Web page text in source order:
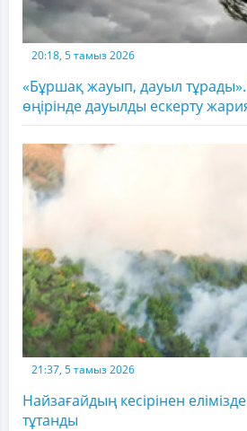
20:18, 5 тамыз 2026
«Бұршақ жауып, дауыл тұрады».
өңірінде дауылды ескерту
21:37, 5 тамыз 2026
Найзағайдың кесірінен
тұтанды